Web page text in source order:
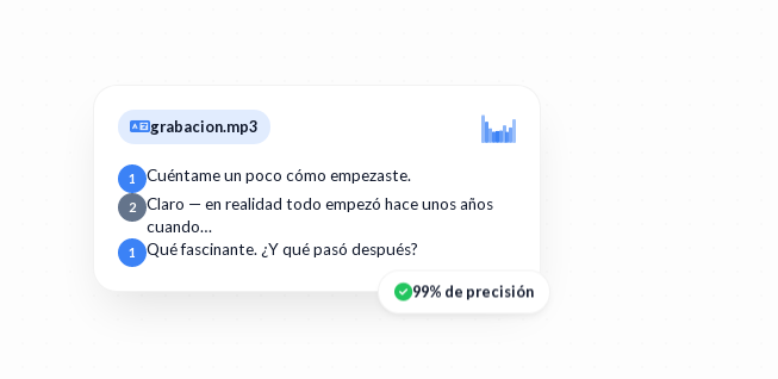
grabacion.mp3
1 Cuéntame un poco cómo empezaste.
2
Claro — en realidad todo empezó hace unos años
cuando…
1 Qué fascinante. ¿Y qué pasó después?
99% de precisión